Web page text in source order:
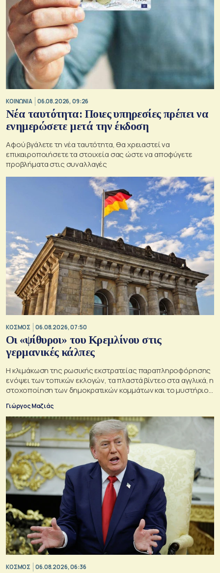
ΚΟΙΝΩΝΙΑ 06.08.2026, 09:26
Νέα ταυτότητα: Ποιες υπηρεσίες πρέπει να
ενημερώσετε μετά την έκδοση
Αφού βγάλετε τη νέα ταυτότητα, θα χρειαστεί να
επικαιροποιήσετε τα στοιχεία σας ώστε να αποφύγετε
προβλήματα στις συναλλαγές
ΚΟΣΜΟΣ 06.08.2026, 07:50
Οι «ψίθυροι» του Κρεμλίνου στις
γερμανικές κάλπες
Η κλιμάκωση της ρωσικής εκστρατείας παραπληροφόρησης
ενόψει των τοπικών εκλογών, τα πλαστά βίντεο στα αγγλικά, η
στοχοποίηση των δημοκρατικών κομμάτων και το μυστήριο
Γιώργος Μαζιάς
ΚΟΣΜΟΣ 06.08.2026, 06:36